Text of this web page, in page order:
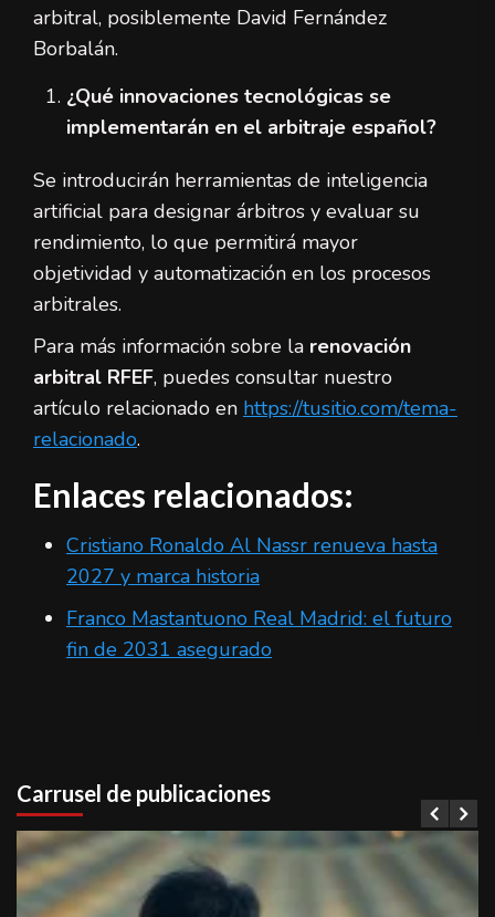
arbitral, posiblemente David Fernández
Borbalán.
¿Qué innovaciones tecnológicas se
implementarán en el arbitraje español?
Se introducirán herramientas de inteligencia
artificial para designar árbitros y evaluar su
rendimiento, lo que permitirá mayor
objetividad y automatización en los procesos
arbitrales.
Para más información sobre la renovación
arbitral RFEF, puedes consultar nuestro
artículo relacionado en https://tusitio.com/tema-
relacionado.
Enlaces relacionados:
Cristiano Ronaldo Al Nassr renueva hasta
2027 y marca historia
Franco Mastantuono Real Madrid: el futuro
fin de 2031 asegurado
Carrusel de publicaciones